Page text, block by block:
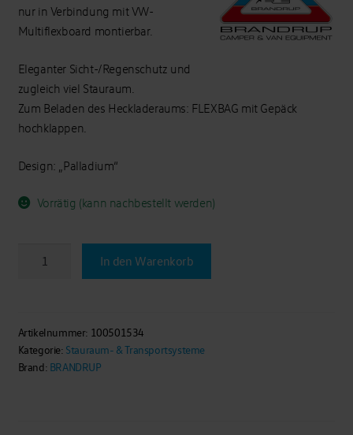
nur in Verbindung mit VW-
Multiflexboard montierbar.
Eleganter Sicht-/Regenschutz und
zugleich viel Stauraum.
Zum Beladen des Heckladeraums: FLEXBAG mit Gepäck
hochklappen.
Design: „Palladium“
Vorrätig (kann nachbestellt werden)
für
VW
T6.1/
In den Warenkorb
Artikelnummer: 100501534
Kategorie: Stauraum- & Transportsysteme
Brand: BRANDRUP